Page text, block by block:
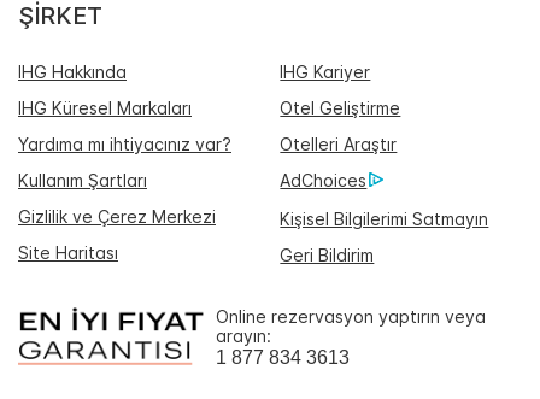
ŞIRKET
IHG Hakkında
IHG Kariyer
IHG Küresel Markaları
Otel Geliştirme
Yardıma mı ihtiyacınız var?
Otelleri Araştır
Kullanım Şartları
AdChoices
Gizlilik ve Çerez Merkezi
Kişisel Bilgilerimi Satmayın
Site Haritası
Geri Bildirim
Online rezervasyon yaptırın veya
arayın:
1 877 834 3613